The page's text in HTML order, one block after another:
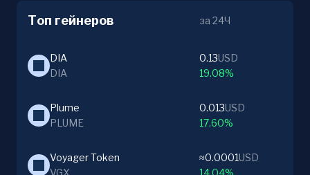
Топ гейнеров за 24Ч
DIA
DIA
0.13USD
19.08%
Plume
PLUME
0.013USD
17.60%
Voyager Token
VGX
≈0.0001USD
14.04%